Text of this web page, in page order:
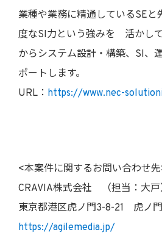
業種や業務に精通しているSEと
度なSI力という強みを 活かし
からシステム設計・構築、SI、
ポートします。
URL： https://www.nec-
<本案件に関するお問い合わせ
CRAVIA株式会社 （担当：大戸
東京都港区虎ノ門3-8-21 虎ノ
https://agilemedia.jp/